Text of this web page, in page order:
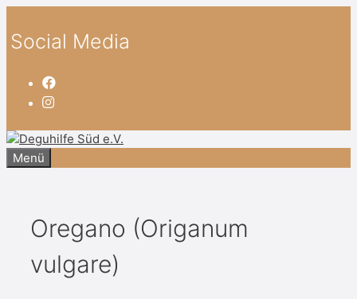
Inhalt
springen
Social Media
Menü
Oregano (Origanum
vulgare)